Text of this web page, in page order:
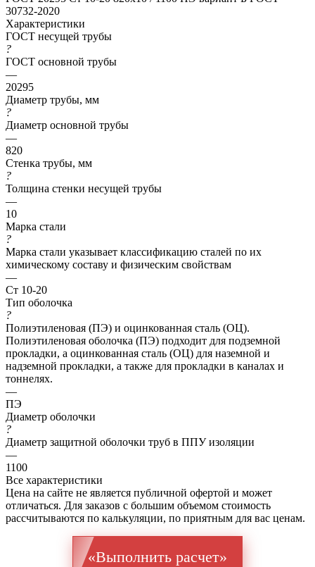
30732-2020
Характеристики
ГОСТ несущей трубы
?
ГОСТ основной трубы
—
20295
Диаметр трубы, мм
?
Диаметр основной трубы
—
820
Стенка трубы, мм
?
Толщина стенки несущей трубы
—
10
Марка стали
?
Марка стали указывает классификацию сталей по их
химическому составу и физическим свойствам
—
Ст 10-20
Тип оболочка
?
Полиэтиленовая (ПЭ) и оцинкованная сталь (ОЦ).
Полиэтиленовая оболочка (ПЭ) подходит для подземной
прокладки, а оцинкованная сталь (ОЦ) для наземной и
надземной прокладки, а также для прокладки в каналах и
тоннелях.
—
ПЭ
Диаметр оболочки
?
Диаметр защитной оболочки труб в ППУ изоляции
—
1100
Все характеристики
Цена на сайте не является публичной офертой и может
отличаться. Для заказов с большим объемом стоимость
рассчитываются по калькуляции, по приятным для вас ценам.
«Выполнить расчет»